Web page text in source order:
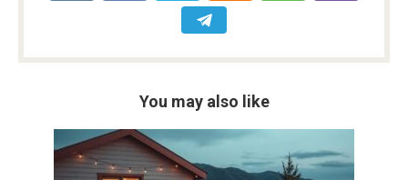
You may also like